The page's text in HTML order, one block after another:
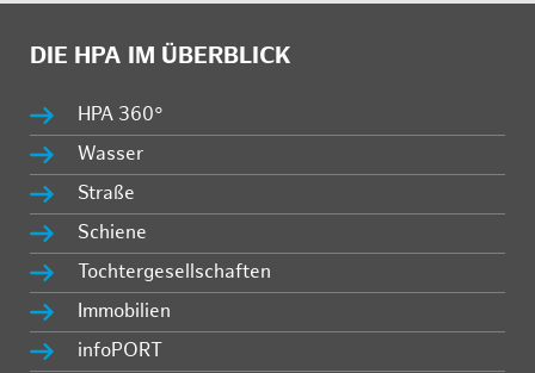
DIE HPA IM ÜBERBLICK
HPA 360°
Wasser
Straße
Schiene
Tochtergesellschaften
Immobilien
infoPORT